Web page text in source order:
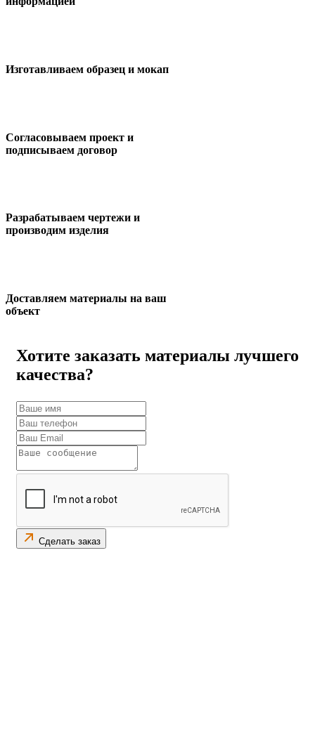
Изготавливаем образец и мокап
Согласовываем проект и
подписываем договор
Разрабатываем чертежи и
производим изделия
Доставляем материалы на ваш
объект
Хотите заказать материалы лучшего
качества?
Сделать заказ